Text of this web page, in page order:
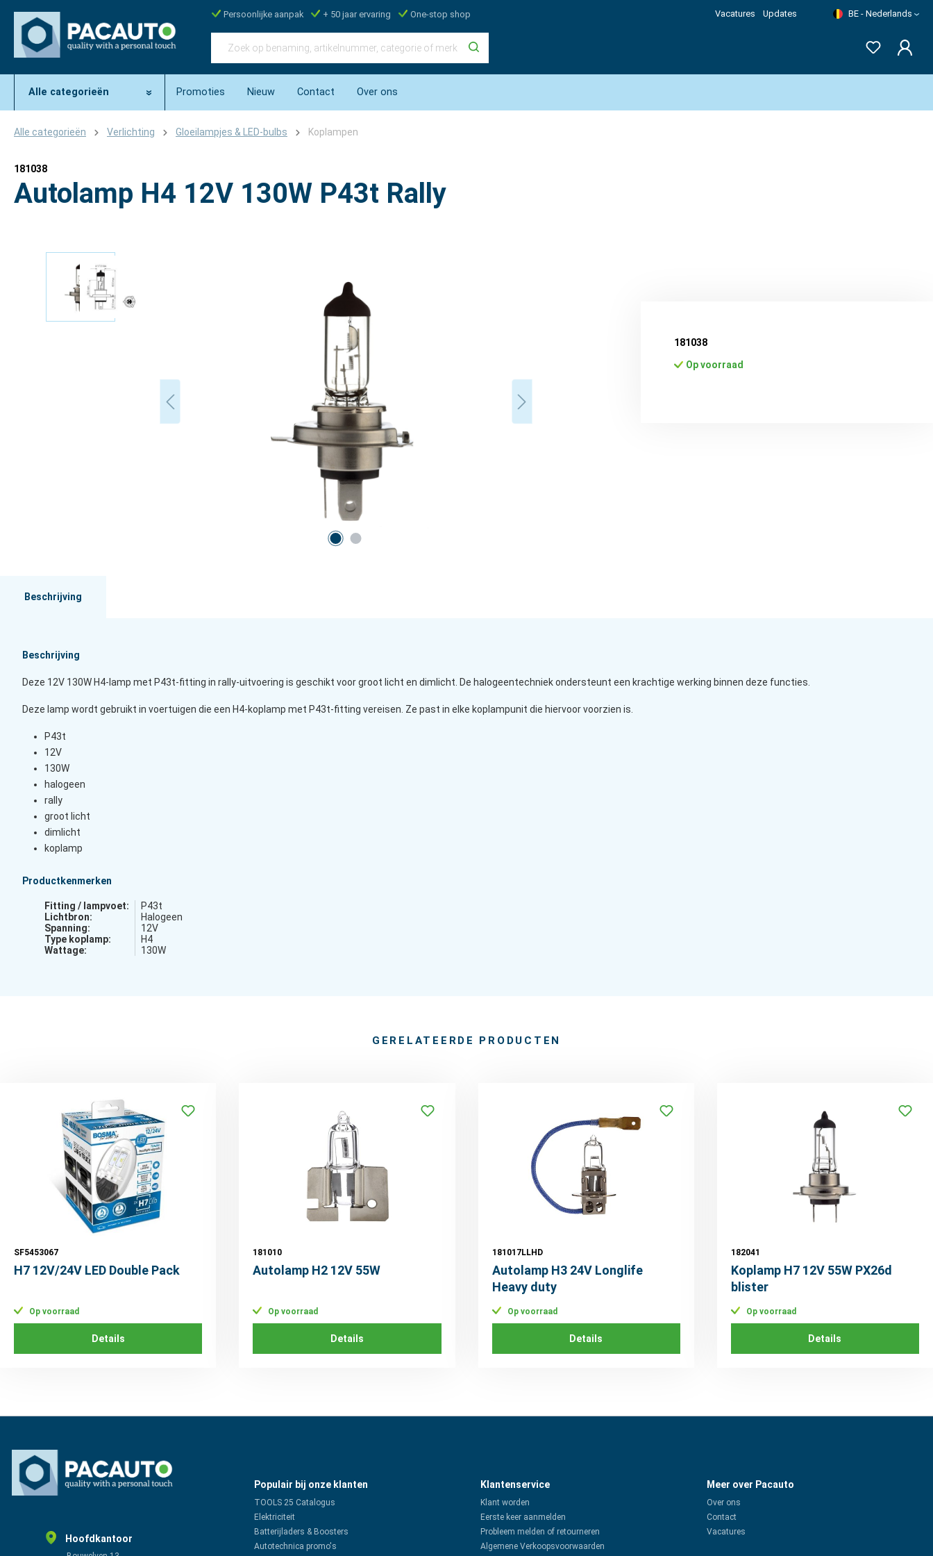
Persoonlijke aanpak + 50 jaar ervaring One-stop shop Vacatures Updates BE - Nederlands
Alle categorieën Promoties Nieuw Contact Over ons
Alle categorieën Verlichting Gloeilampjes & LED-bulbs Koplampen
181038
Autolamp H4 12V 130W P43t Rally
Afbeeldingengalerij overslaan
181038
Op voorraad
Beschrijving
Beschrijving
Deze 12V 130W H4-lamp met P43t-fitting in rally-uitvoering is geschikt voor groot licht en dimlicht. De halogeentechniek ondersteunt een krachtige werking binnen deze functies.
Deze lamp wordt gebruikt in voertuigen die een H4-koplamp met P43t-fitting vereisen. Ze past in elke koplampunit die hiervoor voorzien is.
P43t
12V
130W
halogeen
rally
groot licht
dimlicht
koplamp
Productkenmerken
Fitting / lampvoet:
P43t
Lichtbron:
Halogeen
Spanning:
12V
Type koplamp:
H4
Wattage:
130W
GERELATEERDE PRODUCTEN
SF5453067
H7 12V/24V LED Double Pack
Op voorraad
Details
181010
Autolamp H2 12V 55W
Op voorraad
Details
181017LLHD
Autolamp H3 24V Longlife
Heavy duty
Op voorraad
Details
182041
Koplamp H7 12V 55W PX26d
blister
Op voorraad
Details
Hoofdkantoor
Populair bij onze klanten
TOOLS 25 Catalogus
Elektriciteit
Batterijladers & Boosters
Autotechnica promo's
Klantenservice
Klant worden
Eerste keer aanmelden
Probleem melden of retourneren
Algemene Verkoopsvoorwaarden
Meer over Pacauto
Over ons
Contact
Vacatures